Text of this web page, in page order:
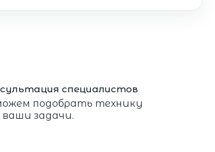
специалистов
подобрать технику
ваши задачи.